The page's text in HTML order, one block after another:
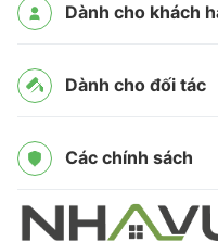
Dành cho khách
Dành cho đối tác
Các chính sách